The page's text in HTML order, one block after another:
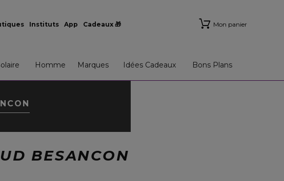
Instituts App Cadeaux 🎁 Mon panier
Homme Marques Idées Cadeaux Bons Plans
BESANCON